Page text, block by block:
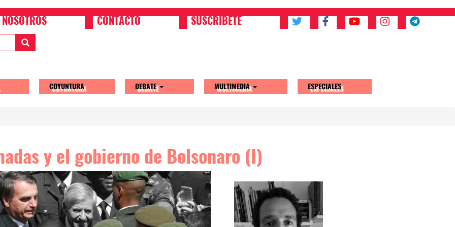
NOSOTROS CONTACTO SUSCRIBETE
COYUNTURA DEBATE MULTIMEDIA ESPECIALES
y el gobierno de Bolsonaro (I)